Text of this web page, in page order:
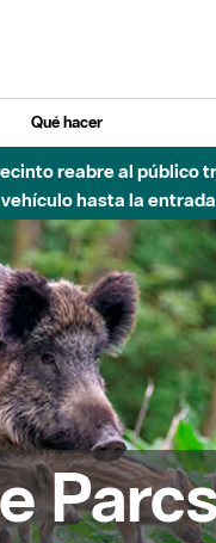
Qué hacer
reabre al
hasta la